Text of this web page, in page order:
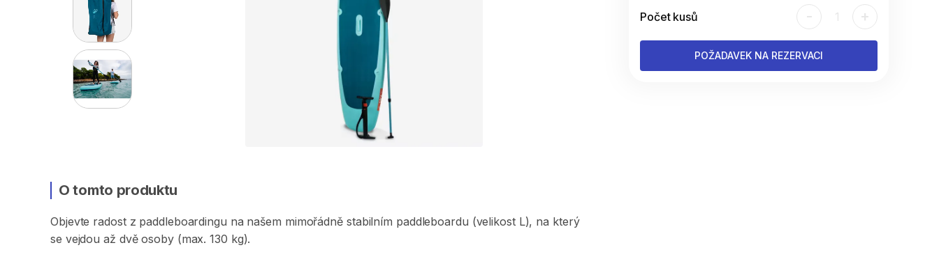
O tomto produktu
Objevte radost z paddleboardingu na našem mimořádně stabilním paddleboardu (velikost L)​​​​​​​​​​​​​​​​​​,​ na který
se vejdou až dvě osoby (max. 130 kg).
Počet kusů - 1 +
POŽADAVEK NA REZERVACI